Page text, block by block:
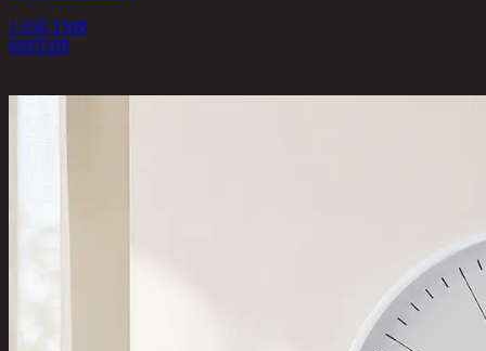
1,650 THB
660THB